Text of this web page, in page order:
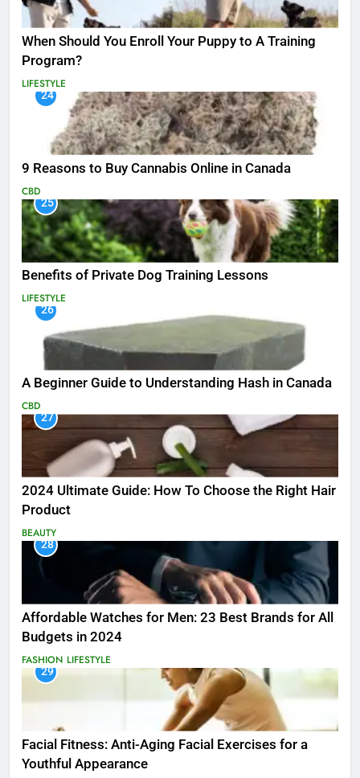
When Should You Enroll Your Puppy to A Training
Program?
LIFESTYLE
24
9 Reasons to Buy Cannabis Online in Canada
CBD
25
Benefits of Private Dog Training Lessons
LIFESTYLE
26
A Beginner Guide to Understanding Hash in Canada
CBD
27
2024 Ultimate Guide: How To Choose the Right Hair
Product
BEAUTY
28
Affordable Watches for Men: 23 Best Brands for All
Budgets in 2024
FASHION LIFESTYLE
29
Facial Fitness: Anti-Aging Facial Exercises for a
Youthful Appearance